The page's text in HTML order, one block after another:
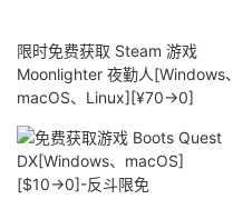
限时免费获取 Steam 游戏
Moonlighter 夜勤人[Windows、
macOS、Linux][¥70→0]